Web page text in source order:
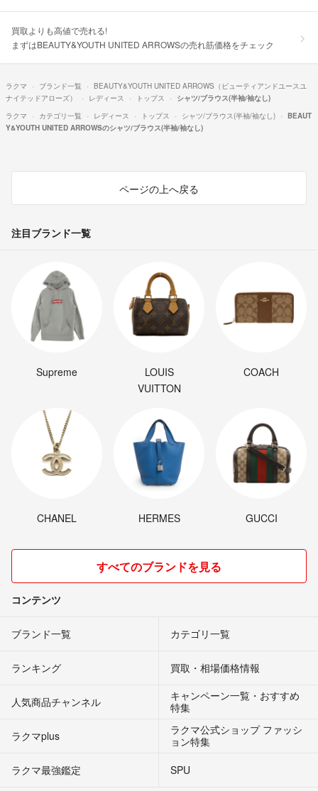
買取よりも高値で売れる!
まずはBEAUTY&YOUTH UNITED ARROWSの売れ筋価格をチェック
ラクマ ブランド一覧
BEAUTY&YOUTH UNITED ARROWS（ビューティアンドユースユ
ナイテッドアローズ）
レディース トップス
シャツ/ブラウス(半袖/袖なし)
ラクマ
カテゴリ一覧 レディース トップス シャツ/ブラウス(半袖/袖なし)
BEAUT
Y&YOUTH UNITED ARROWSのシャツ/ブラウス(半袖/袖なし)
ページの上へ戻る
注目ブランド一覧
Supreme
LOUIS
VUITTON
COACH
CHANEL HERMES GUCCI
すべてのブランドを見る
コンテンツ
ブランド一覧 カテゴリ一覧
ランキング 買取・相場価格情報
人気商品チャンネル
キャンペーン一覧・おすすめ
特集
ラクマplus
ラクマ公式ショップ ファッシ
ョン特集
ラクマ最強鑑定
SPU